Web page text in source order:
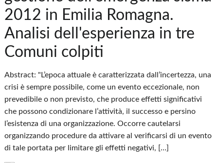
2012 in Emilia Romagna.
Analisi dell'esperienza in tre
Comuni colpiti
Abstract: "L’epoca attuale è caratterizzata dall’incertezza, una
crisi è sempre possibile, come un evento eccezionale, non
prevedibile o non previsto, che produce effetti significativi
che possono condizionare l’attività, il successo e persino
l’esistenza di una organizzazione. Occorre cautelarsi
organizzando procedure da attivare al verificarsi di un evento
di tale portata per limitare gli effetti negativi, […]